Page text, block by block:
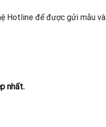
Hotline để được gửi mẫu
nhất.